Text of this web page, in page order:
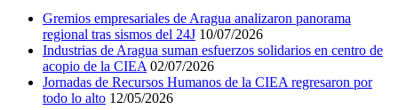
Gremios empresariales de Aragua analizaron panorama
regional tras sismos del 24J 10/07/2026
Industrias de Aragua suman esfuerzos solidarios en centro de
acopio de la CIEA 02/07/2026
Jornadas de Recursos Humanos de la CIEA regresaron por
todo lo alto 12/05/2026